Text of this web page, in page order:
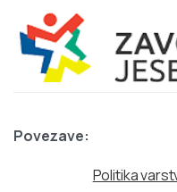
Povezave:
Politika